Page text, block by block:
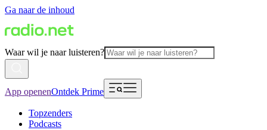
Ga naar de inhoud
Waar wil je naar luisteren?
App openenOntdek Prime
Topzenders
Podcasts